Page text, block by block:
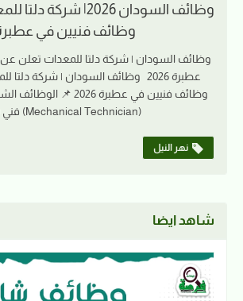
وظائف السودان 2026|
وظائف فنيين في
وظائف السودان | شركة دلتا للمعدات تعلن
عطبرة 2026 وظائف السودان | شركة
وظائف فنيين في عطبرة 2026
(Mechanical Technician) فني ه…
نهر النيل
شاهد ايضا